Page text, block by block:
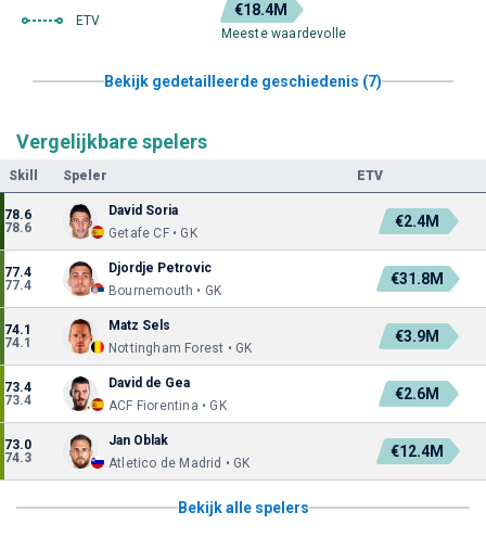
ETV
€18.4M
Meeste waardevolle
Bekijk gedetailleerde geschiedenis (7)
Vergelijkbare spelers
Skill Speler ETV
78.6
78.6
David Soria
Getafe CF • GK
€2.4M
77.4
77.4
Djordje Petrovic
Bournemouth • GK
€31.8M
74.1
74.1
Matz Sels
Nottingham Forest • GK
€3.9M
73.4
73.4
David de Gea
ACF Fiorentina • GK
€2.6M
73.0
74.3
Jan Oblak
Atletico de Madrid • GK
€12.4M
Bekijk alle spelers